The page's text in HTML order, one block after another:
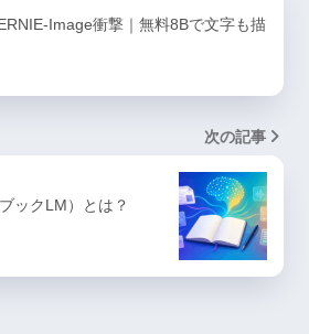
Image衝撃｜無料8Bで文字も描
次の記事
ックLM）とは？